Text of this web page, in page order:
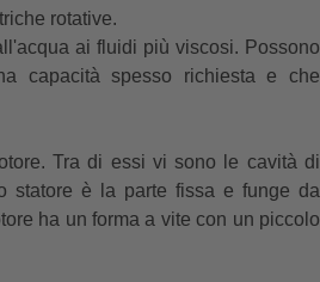
rotative.
ai fluidi più viscosi. Possono
capacità spesso richiesta e che
Tra di essi vi sono le cavità di
statore è la parte fissa e funge da
ha un forma a vite con un piccolo